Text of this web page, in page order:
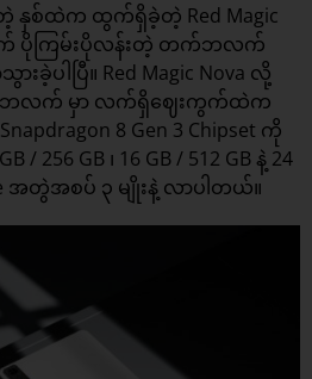
တဲ့ နှစ်ထဲက ထွက်ရှိခဲ့တဲ့ Red Magic
ပိုကြမ်းပိုလန်းတဲ့ တက်ဘလက်
ပါပြီ။ Red Magic Nova လို့
ဘလက် မှာ လက်ရှိဈေးကွက်ထဲက
8 Gen 3 Chipset ကို
/ 256 GB ၊ 16 GB / 512 GB နဲ့ 24
အတွဲအစပ် ၃ မျိုးနဲ့ လာပါတယ်။